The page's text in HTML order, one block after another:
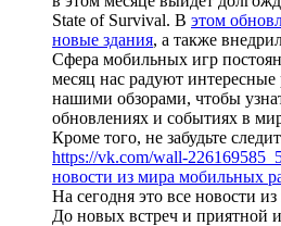
State of Survival. В этом
новые здания, а также
Сфера мобильных игр
месяц нас радуют интересные
нашими обзорами, чтобы
обновлениях и событиях в
Кроме того, не забудьте
https://vk.com/wall-
новости из мира мобильных
На сегодня это все новости
До новых встреч и приятной